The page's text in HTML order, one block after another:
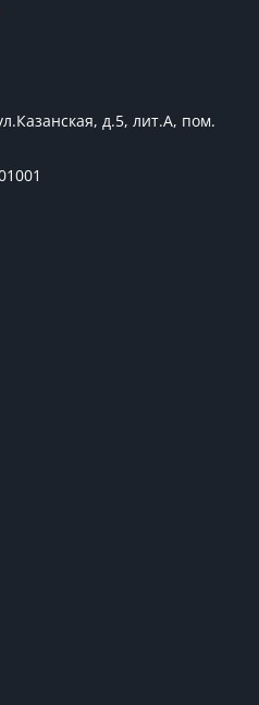
д.5, лит.А, пом.